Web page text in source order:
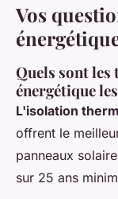
Vos
Quels sont
énergétique
L'isolation
offrent le
panneaux
sur 25 ans